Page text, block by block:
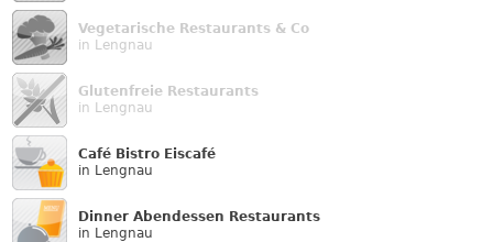
Vegetarische Restaurants & Co
in Lengnau
Glutenfreie Restaurants
in Lengnau
Café Bistro Eiscafé
in Lengnau
Dinner Abendessen Restaurants
in Lengnau